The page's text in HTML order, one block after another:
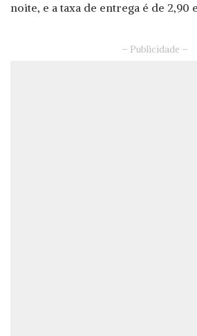
noite, e a taxa de entrega é de 2,90
– Publicidade –